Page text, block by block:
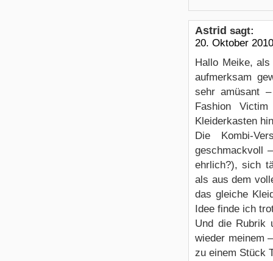
Astrid sagt:
20. Oktober
Hallo Meike,
aufmerksam
sehr amüsant
Fashion
Kleiderkasten
Die Kombi-
geschmackvoll
ehrlich?), sich
als aus dem
das gleiche
Idee finde ich
Und die Rubrik
wieder meinem
zu einem Stück